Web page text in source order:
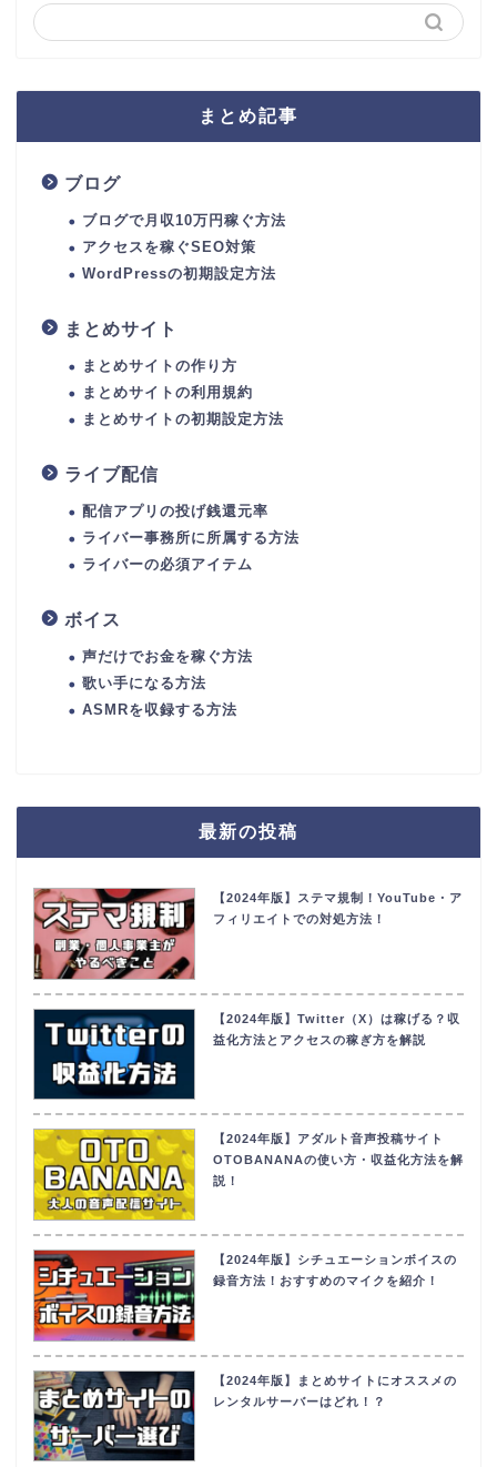
まとめ記事
ブログ
ブログで月収10万円稼ぐ方法
アクセスを稼ぐSEO対策
WordPressの初期設定方法
まとめサイト
まとめサイトの作り方
まとめサイトの利用規約
まとめサイトの初期設定方法
ライブ配信
配信アプリの投げ銭還元率
ライバー事務所に所属する方法
ライバーの必須アイテム
ボイス
声だけでお金を稼ぐ方法
歌い手になる方法
ASMRを収録する方法
最新の投稿
【2024年版】ステマ規制！YouTube・ア
フィリエイトでの対処方法！
【2024年版】Twitter（X）は稼げる？収
益化方法とアクセスの稼ぎ方を解説
【2024年版】アダルト音声投稿サイト
OTOBANANAの使い方・収益化方法を解
説！
【2024年版】シチュエーションボイスの
録音方法！おすすめのマイクを紹介！
【2024年版】まとめサイトにオススメの
レンタルサーバーはどれ！？